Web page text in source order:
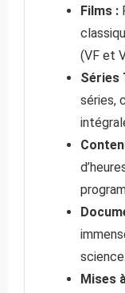
Films :
(VF et
Séries
séries,
science.
Mises